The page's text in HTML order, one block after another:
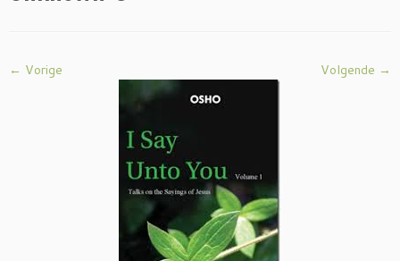
← Vorige Volgende →